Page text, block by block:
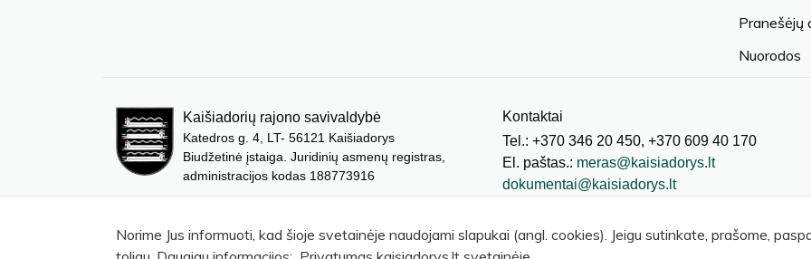
Pranešėjų
Nuorodos
Kaišiadorių rajono savivaldybė
Katedros g. 4, LT- 56121 Kaišiadorys
Biudžetinė įstaiga. Juridinių asmenų registras,
administracijos kodas 188773916
Kontaktai
Tel.: +370 346 20 450, +370 609 40 170
El. paštas.: meras@kaisiadorys.lt
dokumentai@kaisiadorys.lt
Norime Jus informuoti, kad šioje svetainėje naudojami slapukai (angl. cookies). Jeigu sutinkate, prašome,